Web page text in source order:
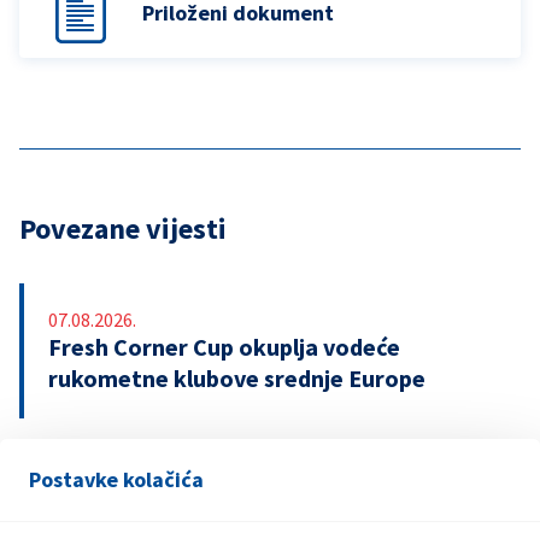
Postavke kolačića
Priloženi dokument
Povezane vijesti
07.08.2026.
Fresh Corner Cup okuplja vodeće
rukometne klubove srednje Europe
29.07.2026.